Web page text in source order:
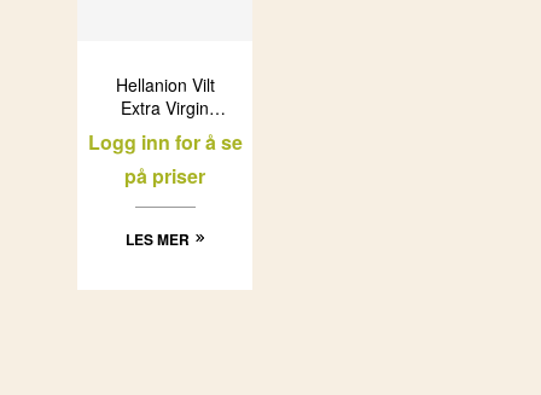
Hellanion Vilt
Extra Virgin
Olivenolje
(12x500ml)
Logg inn for å se
på priser
LES MER